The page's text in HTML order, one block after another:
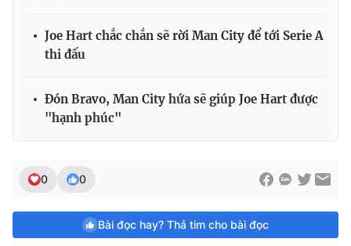
Joe Hart chắc chắn sẽ rời Man City để tới Serie A
thi đấu
Đón Bravo, Man City hứa sẽ giúp Joe Hart được
"hạnh phúc"
0 0
Bài đọc hay? Thả tim cho bài đọc